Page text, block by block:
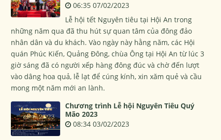
06:35 07/02/2023
Lễ hội tết Nguyên tiêu tại Hội An trong
những năm qua đã thu hút sự quan tâm của đông đảo
nhân dân và du khách. Vào ngày này hằng năm, các Hội
quán Phúc Kiến, Quảng Đông, chùa Ông tại Hội An từ lúc 3
giờ sáng đã có người xếp hàng đông đúc và chờ đến lượt
vào dâng hoa quả, lễ lạt để cúng kính, xin xăm quẻ và cầu
mong một năm mới an lành.
Chương trình Lễ hội Nguyên Tiêu Quý
Mão 2023
08:34 03/02/2023